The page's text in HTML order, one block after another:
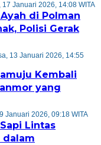
17 Januari 2026, 14:08 WITA
di Polman
Polisi Gerak
13 Januari 2026, 14:55
Kembali
yang
Januari 2026, 09:18 WITA
Lintas
dalam